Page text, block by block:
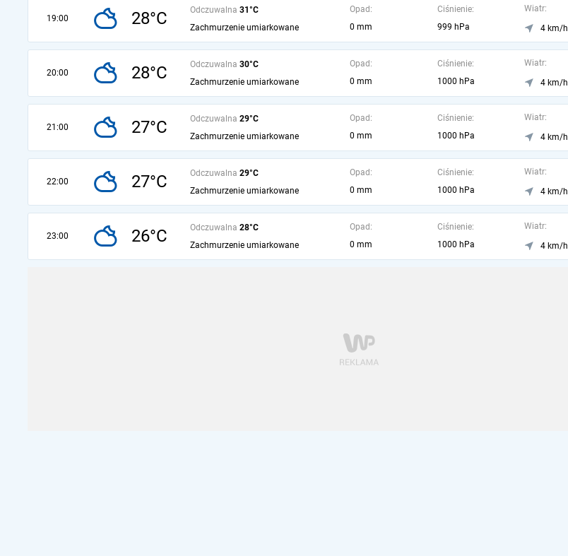
19:00 28°C Odczuwalna 31°C
Zachmurzenie umiarkowane
Opad:
0 mm
Ciśnienie:
999 hPa
Wiatr:
4 km/h
20:00 28°C Odczuwalna 30°C
Zachmurzenie umiarkowane
Opad:
0 mm
Ciśnienie:
1000 hPa
Wiatr:
4 km/h
21:00 27°C Odczuwalna 29°C
Zachmurzenie umiarkowane
Opad:
0 mm
Ciśnienie:
1000 hPa
Wiatr:
4 km/h
22:00 27°C Odczuwalna 29°C
Zachmurzenie umiarkowane
Opad:
0 mm
Ciśnienie:
1000 hPa
Wiatr:
4 km/h
23:00 26°C Odczuwalna 28°C
Zachmurzenie umiarkowane
Opad:
0 mm
Ciśnienie:
1000 hPa
Wiatr:
4 km/h